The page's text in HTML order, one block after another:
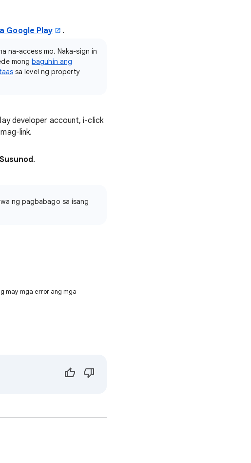
Google Play .
na-access mo. Naka-sign in
mong baguhin ang
sa level ng property
developer account, i-click
link.
Susunod.
ng pagbabago sa isang
may mga error ang mga